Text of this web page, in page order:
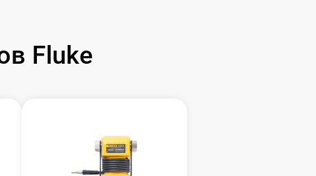
Fluke